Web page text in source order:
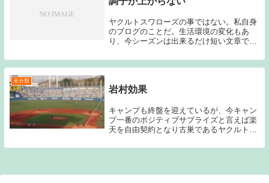
ヤクルトスワローズの事ではない。私自身
のブログのことだ。生活環境の変化もあ
り、今シーズンは出来るだけ短い文章で記
ように書けないのが現実である。やはり短
い文章で自分の気持ちを伝えるのは中々難
未分類
岩村効果
キャンプも終盤を迎えているが、今キャン
プ一番のポジティブサプライズと言えば楽
天を自由契約となり古巣であるヤクルトに
か。個人的には岩村がレギュラーをつかむ